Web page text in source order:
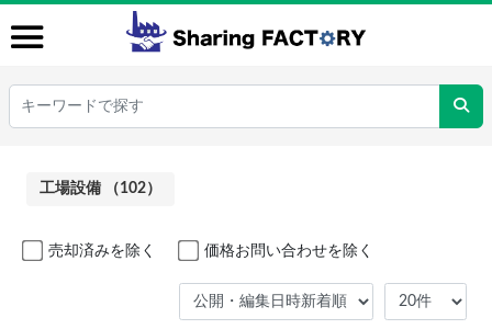
工場設備 （102）
売却済みを除く 価格お問い合わせを除く